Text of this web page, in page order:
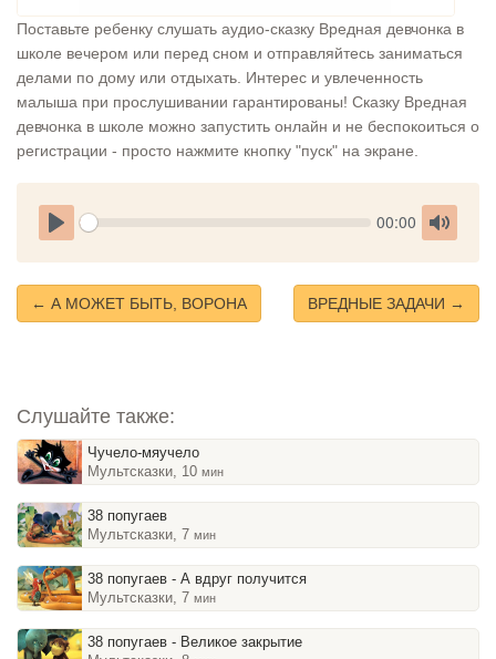
Поставьте ребенку слушать аудио-сказку Вредная девчонка в
школе вечером или перед сном и отправляйтесь заниматься
делами по дому или отдыхать. Интерес и увлеченность
малыша при прослушивании гарантированы! Сказку Вредная
девчонка в школе можно запустить онлайн и не беспокоиться о
регистрации - просто нажмите кнопку "пуск" на экране.
Play
Current
00:00
Toggle
← А МОЖЕТ БЫТЬ, ВОРОНА ВРЕДНЫЕ ЗАДАЧИ →
Слушайте также:
Чучело-мяучело
Мультсказки, 10 мин
38 попугаев
Мультсказки, 7 мин
38 попугаев - А вдруг получится
Мультсказки, 7 мин
38 попугаев - Великое закрытие